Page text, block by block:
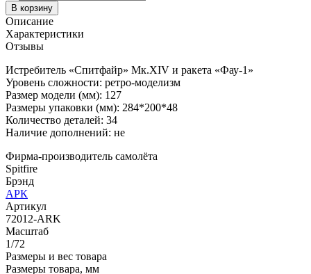
В корзину
Описание
Характеристики
Отзывы
Истребитель «Спитфайр» Мк.XIV и ракета «Фау-1»
Уровень сложности: ретро-моделизм
Размер модели (мм): 127
Размеры упаковки (мм): 284*200*48
Количество деталей: 34
Наличие дополнений: не
Фирма-производитель самолёта
Spitfire
Брэнд
АРК
Артикул
72012-ARK
Масштаб
1/72
Размеры и вес товара
Размеры товара, мм